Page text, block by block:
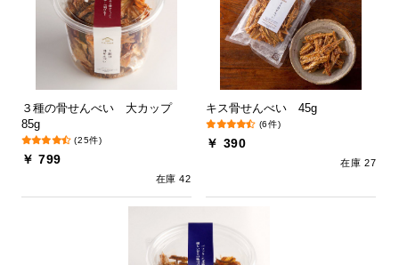
３種の骨せんべい 大カップ
85g
(25件)
￥ 799
在庫 42
キス骨せんべい 45g
(6件)
￥ 390
在庫 27